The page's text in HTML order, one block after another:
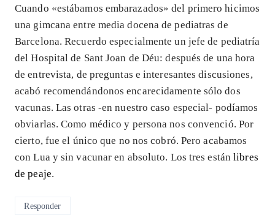
Cuando «estábamos embarazados» del primero hicimos
una gimcana entre media docena de pediatras de
Barcelona. Recuerdo especialmente un jefe de pediatría
del Hospital de Sant Joan de Déu: después de una hora
de entrevista, de preguntas e interesantes discusiones,
acabó recomendándonos encarecidamente sólo dos
vacunas. Las otras -en nuestro caso especial- podíamos
obviarlas. Como médico y persona nos convenció. Por
cierto, fue el único que no nos cobró. Pero acabamos
con Lua y sin vacunar en absoluto. Los tres estánlibres
de peaje.
Responder